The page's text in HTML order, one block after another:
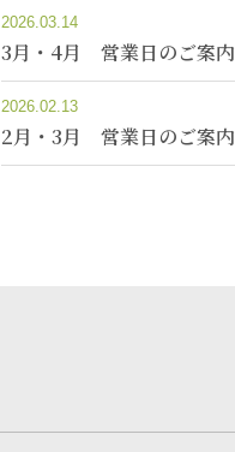
2026.03.14
3月・4月 営業日のご案内
2026.02.13
2月・3月 営業日のご案内